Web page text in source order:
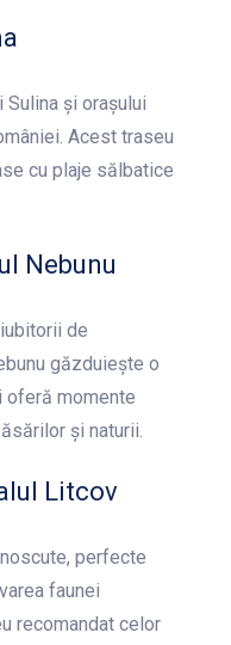
și orașului
Acest traseu
cu plaje sălbatice
Nebunu
de
găzduiește o
momente
și naturii.
Litcov
perfecte
faunei
recomandat celor